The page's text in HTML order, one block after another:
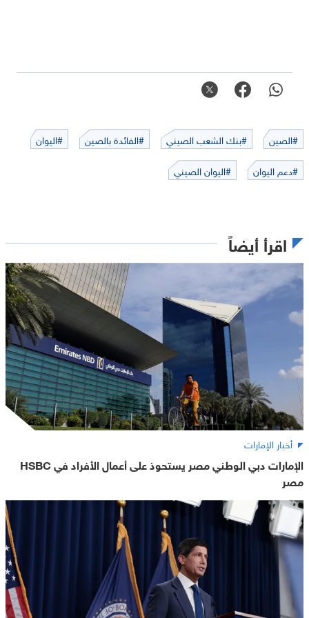
#الصين #بنك الشعب الصيني #الفائدة بالصين
#اليوان
#دعم اليوان
#اليوان الصيني
اقرأ أيضاً
أخبار الإمارات
الإمارات دبي الوطني مصر يستحوذ على أعمال الأفراد في HSBC
مصر